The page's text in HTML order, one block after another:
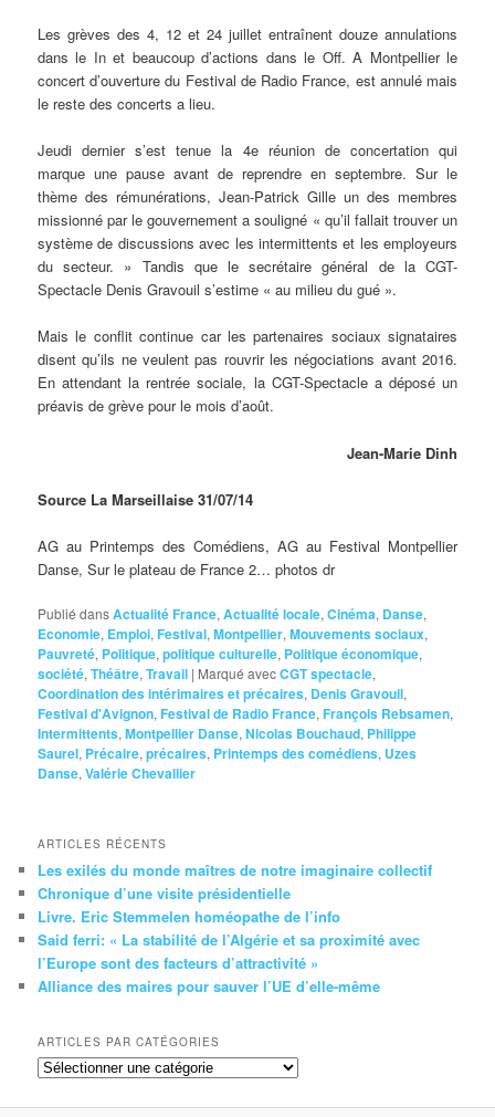
Les grèves des 4, 12 et 24 juillet entraînent douze annulations
dans le In et beaucoup d’actions dans le Off. A Montpellier le
concert d’ouverture du Festival de Radio France, est annulé mais
le reste des concerts a lieu.
Jeudi dernier s’est tenue la 4e réunion de concertation qui
marque une pause avant de reprendre en septembre. Sur le
thème des rémunérations, Jean-Patrick Gille un des membres
missionné par le gouvernement a souligné « qu’il fallait trouver un
système de discussions avec les intermittents et les employeurs
du secteur. » Tandis que le secrétaire général de la CGT-
Spectacle Denis Gravouil s’estime « au milieu du gué ».
Mais le conflit continue car les partenaires sociaux signataires
disent qu’ils ne veulent pas rouvrir les négociations avant 2016.
En attendant la rentrée sociale, la CGT-Spectacle a déposé un
préavis de grève pour le mois d’août.
Jean-Marie Dinh
Source La Marseillaise 31/07/14
AG au Printemps des Comédiens, AG au Festival Montpellier
Danse, Sur le plateau de France 2… photos dr
Publié dansActualité France,Actualité locale,Cinéma, Danse,
Economie, Emploi,Festival,Montpellier,Mouvements sociaux,
Pauvreté, Politique,politique culturelle, Politique économique,
société,Théâtre,Travail | Marqué avecCGT spectacle,
Coordination des intérimaires et précaires, Denis Gravouil,
Festival d'Avignon,Festival de Radio France,François Rebsamen,
Intermittents,Montpellier Danse,Nicolas Bouchaud, Philippe
Saurel, Précaire,précaires, Printemps des comédiens, Uzes
Danse,Valérie Chevallier
ARTICLES RÉCENTS
Les exilés du monde maîtres de notre imaginaire collectif
Chronique d’une visite présidentielle
Livre. Eric Stemmelen homéopathe de l’info
Said ferri: « La stabilité de l’Algérie et sa proximité avec
l’Europe sont des facteurs d’attractivité »
Alliance des maires pour sauver l’UE d’elle-même
ARTICLES PAR CATÉGORIES
Articles
catégories